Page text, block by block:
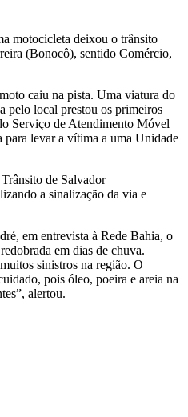
motocicleta deixou o trânsito
(Bonocô), sentido Comércio,
caiu na pista. Uma viatura do
pelo local prestou os primeiros
Serviço de Atendimento Móvel
levar a vítima a uma Unidade
de Salvador
a sinalização da via e
em entrevista à Rede Bahia, o
em dias de chuva.
sinistros na região. O
pois óleo, poeira e areia na
alertou.